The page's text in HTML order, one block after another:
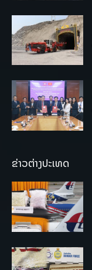
ຂ່າວຕ່າງປະເທດ